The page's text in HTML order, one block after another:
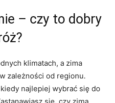
– czy to dobry
klimatach, a zima
zależności od regionu.
najlepiej wybrać się do⁤